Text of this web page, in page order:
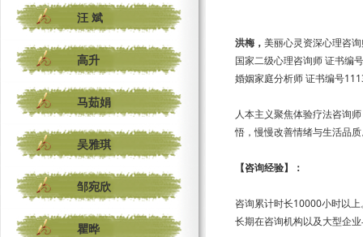
汪 斌
高升
马茹娟
吴雅琪
邹宛欣
瞿晔
洪梅， 美丽心灵资深心理咨
国家二级心理咨询师 证书编
婚姻家庭分析师 证书编号
人本主义聚焦体验疗法咨询
悟，慢慢改善情绪与生活品
【咨询经验】：
咨询累计时长10000小时以上
长期在咨询机构以及大型企